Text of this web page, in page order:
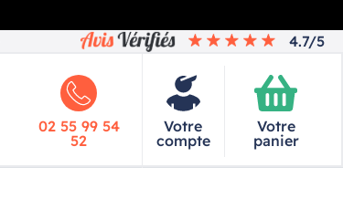
4.7/5
02 55 99 54
52
Votre
compte
Votre
panier